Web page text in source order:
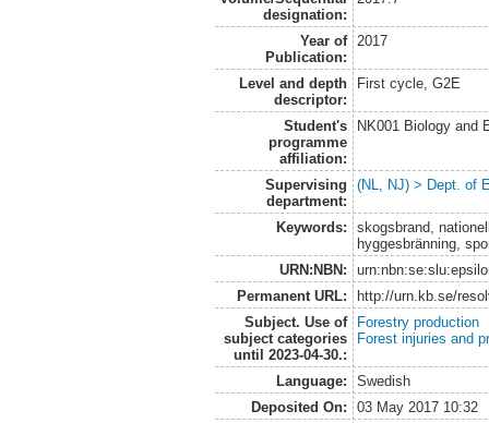
designation:
Year of
Publication:
2017
Level and depth
descriptor:
First cycle, G2E
Student's
programme
affiliation:
NK001 Biology and
Supervising
department:
(NL, NJ) > Dept. of
Keywords:
skogsbrand,
hyggesbränning,
URN:NBN:
Permanent URL:
http://urn.kb.se/
Subject. Use of
subject categories
until 2023-04-30.:
Forestry production
Forest injuries and
Language:
Swedish
Deposited On:
03 May 2017 10:32